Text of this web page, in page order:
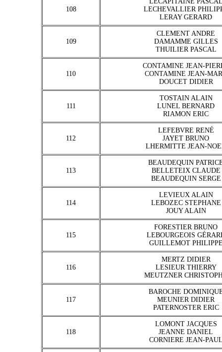
108
LECHEVALLIER
LERAY GERARD
109
CLEMENT ANDRE
DAMAMME GILLES
THUILIER PASCAL
110
CONTAMINE JEAN-
CONTAMINE JEAN-
DOUCET DIDIER
111
TOSTAIN ALAIN
LUNEL BERNARD
RIAMON ERIC
112
LEFEBVRE RENÉ
JAYET BRUNO
LHERMITTE JEAN-
113
BEAUDEQUIN
BELLETEIX CLAUDE
BEAUDEQUIN SERGE
114
LEVIEUX ALAIN
LEBOZEC STEPHANE
JOUY ALAIN
115
FORESTIER BRUNO
LEBOURGEOIS
GUILLEMOT
116
MERTZ DIDIER
LESIEUR THIERRY
MEUTZNER
117
BAROCHE
MEUNIER DIDIER
PATERNOSTER ERIC
118
LOMONT JACQUES
JEANNE DANIEL
CORNIERE JEAN-